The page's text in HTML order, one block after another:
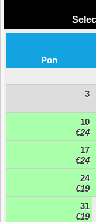
Pon
3
10
€24
17
€24
24
€19
31
€19